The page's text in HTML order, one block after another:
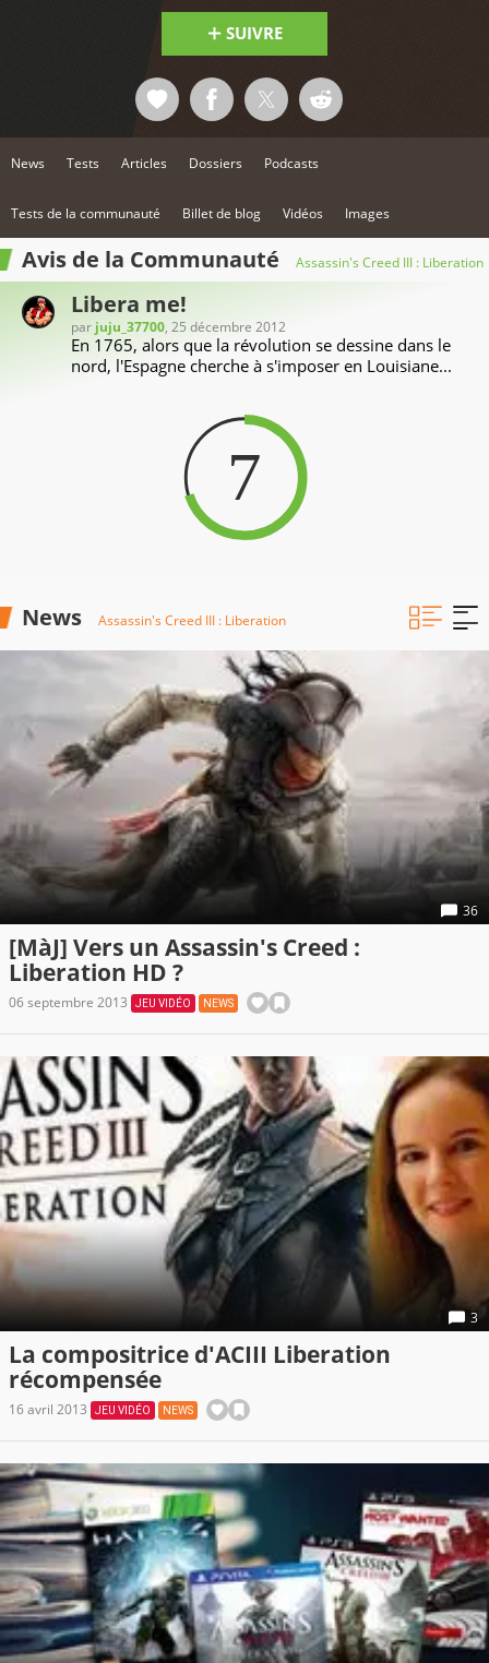
SUIVRE
News Tests Articles Dossiers Podcasts
Tests de la communauté Billet de blog Vidéos Images
Avis de la Communauté Assassin's Creed III : Liberation
Libera me!
par juju_37700, 25 décembre 2012
En 1765, alors que la révolution se dessine dans le
nord, l'Espagne cherche à s'imposer en Louisiane...
7
News Assassin's Creed III : Liberation
36
[MàJ] Vers un Assassin's Creed :
Liberation HD ?
06 septembre 2013 JEU VIDÉO NEWS
3
La compositrice d'ACIII Liberation
récompensée
16 avril 2013 JEU VIDÉO NEWS